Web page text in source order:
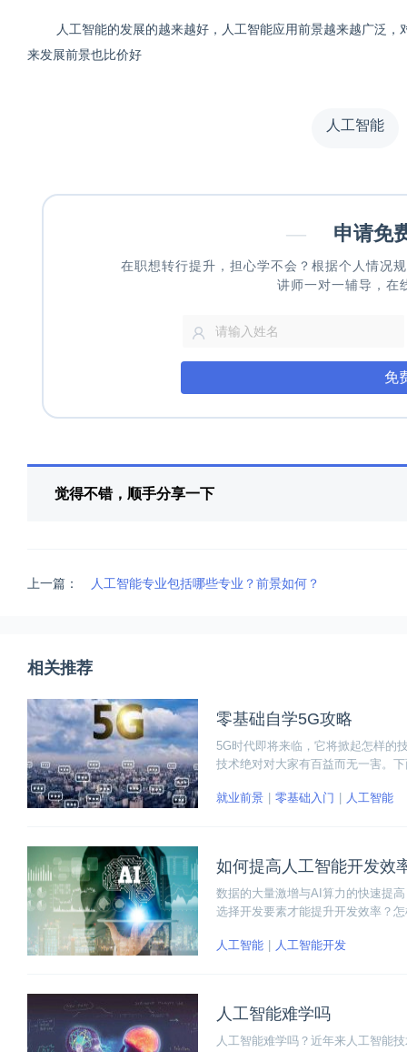
人工智能的发展的越来越好，人工智能应用前景越来越广泛
来发展前景也比价好
人工智能
— 申请免
在职想转行提升，担心学不会？根据个人情况
讲师一对一辅导，在
免
觉得不错，顺手分享一下
上一篇： 人工智能专业包括哪些专业？前景如何？
相关推荐
零基础自学5G攻略
5G时代即将来临，它将掀起怎样的
技术绝对对大家有百益而无一害。
就业前景 零基础入门 人工智能
如何提高人工智能开发效
数据的大量激增与AI算力的快速提
选择开发要素才能提升开发效率？
情吧~
人工智能 人工智能开发
人工智能难学吗
人工智能难学吗？近年来人工智能